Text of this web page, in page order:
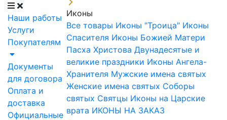
Наши работы
Услуги
Покупателям
Документы
для договора
Оплата и
доставка
Официальные
Иконы
Все товары Иконы "Троица" Иконы
Спасителя Иконы Божией Матери
Пасха Христова Двунадесятые и
великие праздники Иконы Ангела-
Хранителя Мужские имена святых
Женские имена святых Соборы
святых Святцы Иконы на Царские
врата ИКОНЫ НА ЗАКАЗ